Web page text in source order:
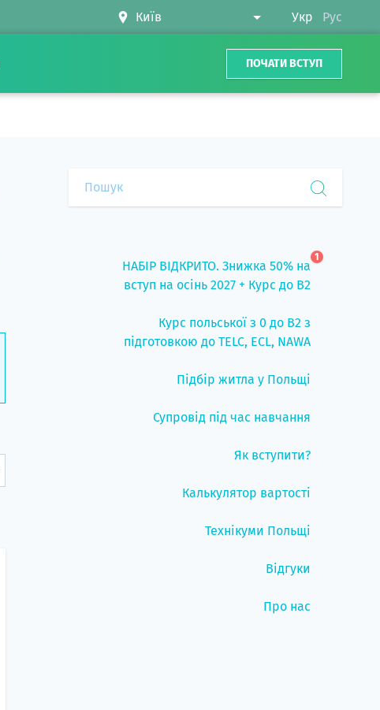
Укр Рус
ПОЧАТИ ВСТУП
НАБІР ВІДКРИТО. Знижка 50% на
вступ на осінь 2027 + Курс до B2
1
Курс польської з 0 до B2 з
підготовкою до TELC, ECL, NAWA
Підбір житла у Польщі
Супровід під час навчання
Як вступити?
Калькулятор вартості
Технікуми Польщі
Відгуки
Про нас